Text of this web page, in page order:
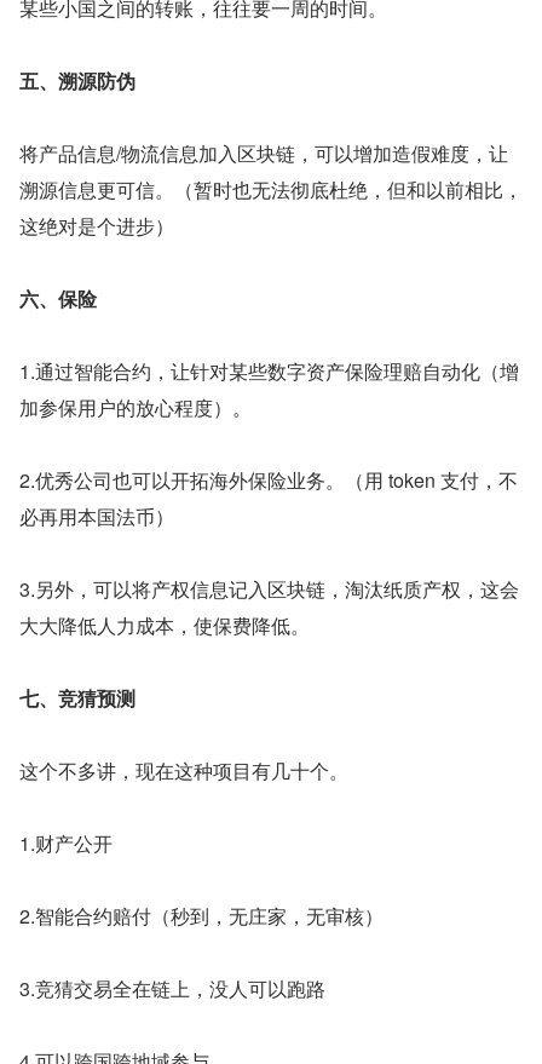
某些小国之间的转账，往往要一周的时间。
五、溯源防伪
将产品信息/物流信息加入区块链，可以增加造假难度，让
溯源信息更可信。（暂时也无法彻底杜绝，但和以前相比，
这绝对是个进步）
六、保险
1.通过智能合约，让针对某些数字资产保险理赔自动化（增
加参保用户的放心程度）。
2.优秀公司也可以开拓海外保险业务。（用 token 支付，不
必再用本国法币）
3.另外，可以将产权信息记入区块链，淘汰纸质产权，这会
大大降低人力成本，使保费降低。
七、竞猜预测
这个不多讲，现在这种项目有几十个。
1.财产公开
2.智能合约赔付（秒到，无庄家，无审核）
3.竞猜交易全在链上，没人可以跑路